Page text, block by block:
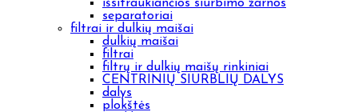
išsitraukiančios siurbimo žarnos
separatoriai
filtrai ir dulkių maišai
dulkių maišai
filtrai
filtrų ir dulkių maišų rinkiniai
CENTRINIŲ SIURBLIŲ DALYS
dalys
plokštės